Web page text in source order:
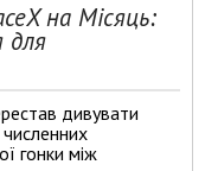
на Місяць:
для
дивувати
гонки між